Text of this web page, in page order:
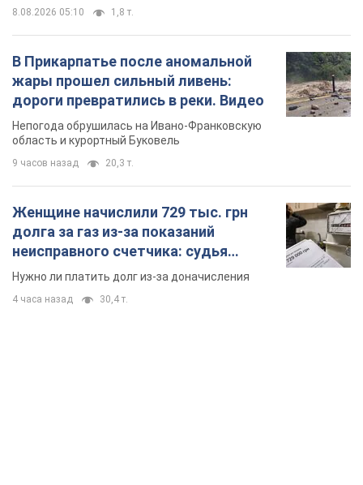
8.08.2026 05:10 1,8 т.
В Прикарпатье после аномальной
жары прошел сильный ливень:
дороги превратились в реки. Видео
Непогода обрушилась на Ивано-Франковскую
область и курортный Буковель
9 часов назад 20,3 т.
Женщине начислили 729 тыс. грн
долга за газ из-за показаний
неисправного счетчика: судья
вынес неожиданное решение
Нужно ли платить долг из-за доначисления
4 часа назад 30,4 т.